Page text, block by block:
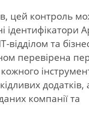
цей контроль
ідентифікатори
та
перевірена
додатків,
компанії та